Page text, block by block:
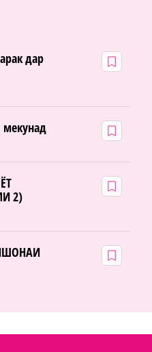
дар
мекунад
2)